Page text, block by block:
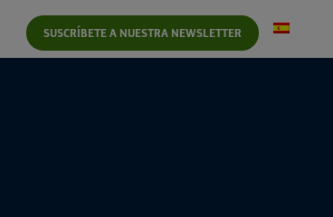
SUSCRÍBETE A NUESTRA NEWSLETTER